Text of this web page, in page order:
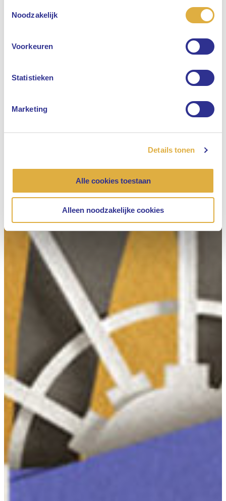
Noodzakelijk
Voorkeuren
Statistieken
Marketing
Details tonen
Alle cookies toestaan
Alleen noodzakelijke cookies